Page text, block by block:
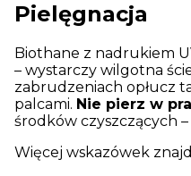
Pielęgnacja
Biothane z nadrukiem
– wystarczy wilgotna
zabrudzeniach opłucz
palcami. Nie pierz w
środków czyszczących
Więcej wskazówek